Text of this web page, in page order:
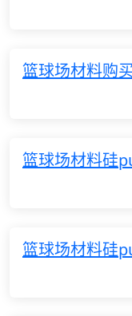
篮球场材料购
篮球场材料硅
篮球场材料硅